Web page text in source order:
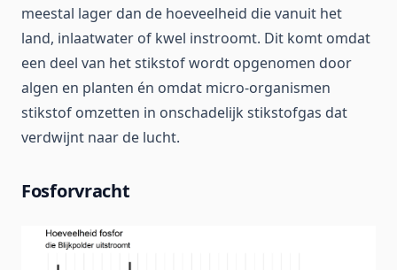
meestal lager dan de hoeveelheid die vanuit het
land, inlaatwater of kwel instroomt. Dit komt omdat
een deel van het stikstof wordt opgenomen door
algen en planten én omdat micro-organismen
stikstof omzetten in onschadelijk stikstofgas dat
verdwijnt naar de lucht.
Fosforvracht